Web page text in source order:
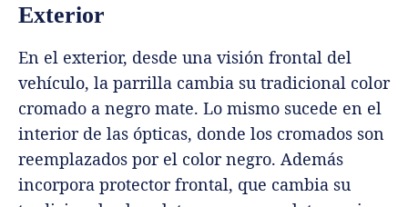
Exterior
En el exterior, desde una visión frontal del
vehículo, la parrilla cambia su tradicional color
cromado a negro mate. Lo mismo sucede en el
interior de las ópticas, donde los cromados son
reemplazados por el color negro. Además
incorpora protector frontal, que cambia su